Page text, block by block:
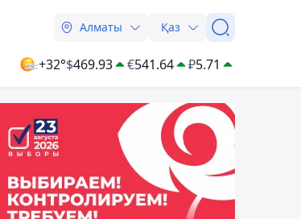
Алматы Қаз
+32°$469.93 €541.64 ₽5.71